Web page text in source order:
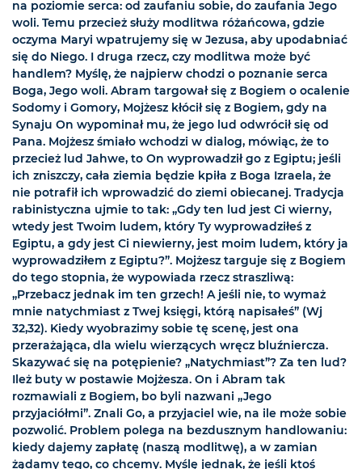
na poziomie serca: od zaufaniu sobie, do zaufania Jego
woli. Temu przecież służy modlitwa różańcowa, gdzie
oczyma Maryi wpatrujemy się w Jezusa, aby upodabniać
się do Niego. I druga rzecz, czy modlitwa może być
handlem? Myślę, że najpierw chodzi o poznanie serca
Boga, Jego woli. Abram targował się z Bogiem o ocalenie
Sodomy i Gomory, Mojżesz kłócił się z Bogiem, gdy na
Synaju On wypominał mu, że jego lud odwrócił się od
Pana. Mojżesz śmiało wchodzi w dialog, mówiąc, że to
przecież lud Jahwe, to On wyprowadził go z Egiptu; jeśli
ich zniszczy, cała ziemia będzie kpiła z Boga Izraela, że
nie potrafił ich wprowadzić do ziemi obiecanej. Tradycja
rabinistyczna ujmie to tak: „Gdy ten lud jest Ci wierny,
wtedy jest Twoim ludem, który Ty wyprowadziłeś z
Egiptu, a gdy jest Ci niewierny, jest moim ludem, który ja
wyprowadziłem z Egiptu?”. Mojżesz targuje się z Bogiem
do tego stopnia, że wypowiada rzecz straszliwą:
„Przebacz jednak im ten grzech! A jeśli nie, to wymaż
mnie natychmiast z Twej księgi, którą napisałeś” (Wj
32,32). Kiedy wyobrazimy sobie tę scenę, jest ona
przerażająca, dla wielu wierzących wręcz bluźniercza.
Skazywać się na potępienie? „Natychmiast”? Za ten lud?
Ileż buty w postawie Mojżesza. On i Abram tak
rozmawiali z Bogiem, bo byli nazwani „Jego
przyjaciółmi”. Znali Go, a przyjaciel wie, na ile może sobie
pozwolić. Problem polega na bezdusznym handlowaniu:
kiedy dajemy zapłatę (naszą modlitwę), a w zamian
żądamy tego, co chcemy. Myślę jednak, że jeśli ktoś